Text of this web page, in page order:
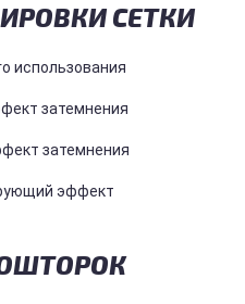
СЕТКИ
использования
затемнения
затемнения
эффект